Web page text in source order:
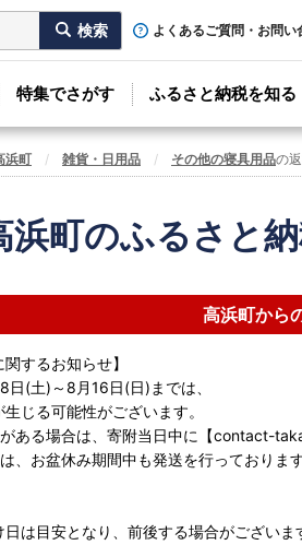
よくあるご質問・お問い
特集でさがす ふるさと納税を知る
浜町 雑貨・日用品 その他の寝具用品の
浜町のふるさと
高浜町から
するお知らせ】
(土)～8月16日(日)までは、
じる可能性がございます。
ある場合は、寄附当日中に【contact-
、お盆休み期間中も発送を行っております
は目安となり、前後する場合がございま